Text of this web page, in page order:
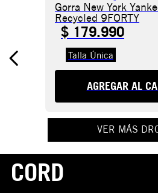
Gorra New York
Recycled 9FORTY
$ 179.990
Talla Única
AGREGAR AL
VER MÁS
CORD